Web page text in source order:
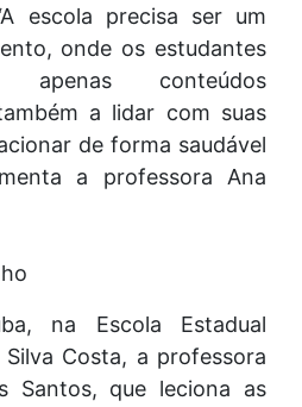
escola precisa ser um
onde os estudantes
apenas conteúdos
a lidar com suas
de forma saudável
a professora Ana
na Escola Estadual
Costa, a professora
Santos, que leciona as